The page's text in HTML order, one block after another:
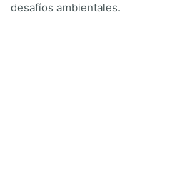
desafíos ambientales.